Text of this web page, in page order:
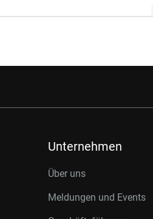
Unternehmen
Über uns
Meldungen und Events